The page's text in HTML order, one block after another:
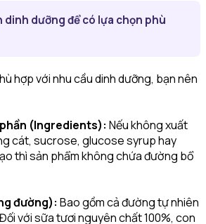
dinh dưỡng để có lựa chọn phù
hợp với nhu cầu dinh dưỡng, bạn nên
(Ingredients): Nếu không xuất
cát, sucrose, glucose syrup hay
thì sản phẩm không chứa đường bổ
đường): Bao gồm cả đường tự nhiên
với sữa tươi nguyên chất 100%, con